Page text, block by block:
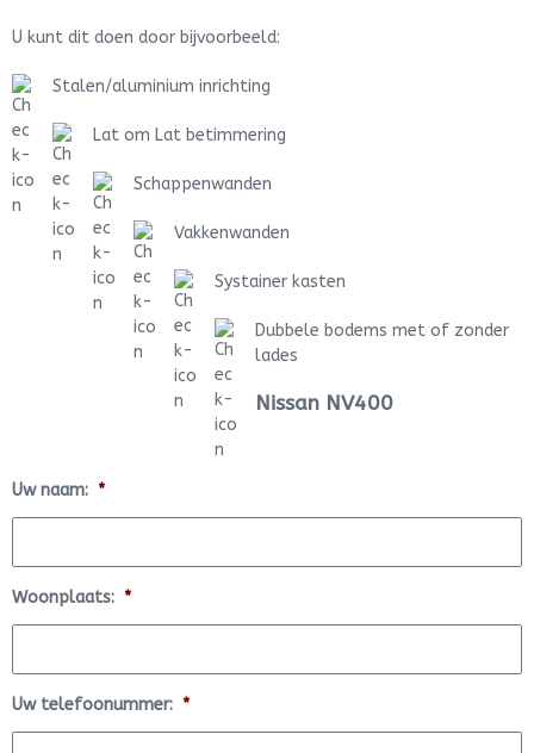
U kunt dit doen door bijvoorbeeld:
Stalen/aluminium inrichting
Lat om Lat betimmering
Schappenwanden
Vakkenwanden
Systainer kasten
Dubbele bodems met of zonder
lades
Nissan NV400
Uw naam: *
Woonplaats: *
Uw telefoonummer: *